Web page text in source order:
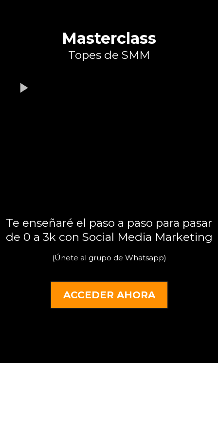
Masterclass
Topes de SMM
Te enseñaré el paso a paso para pasar
de 0 a 3k con Social Media Marketing
(Únete al grupo de Whatsapp)
ACCEDER AHORA